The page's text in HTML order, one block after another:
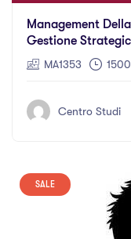
Management
Gestione
MA1353
Centro Studi
SALE